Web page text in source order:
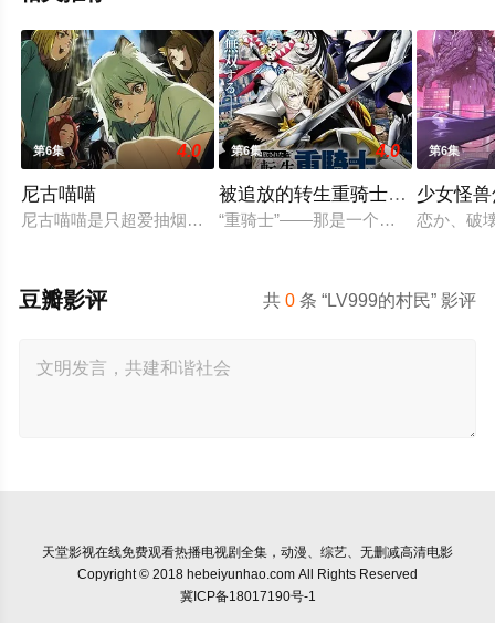
第6集 4.0
尼古喵喵
尼古喵喵是只超爱抽烟的废物兽人！因为缺乏伦理与卫生观念
第6集 4.0
被追放的转生重骑士用游戏知识
“重骑士”——那是一个以防御为主，吸
第6集
少女怪
恋か、破
共0 条 “LV999的村民” 影评
豆瓣影评
天堂影视在线免费观看热播电视剧全集，动漫、综艺、无删减高清电影
Copyright © 2018 hebeiyunhao.com All Rights Reserved
冀ICP备18017190号-1